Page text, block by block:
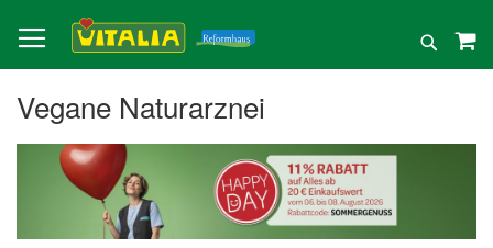
zum
Inhalt
Suche
Vegane Naturarznei